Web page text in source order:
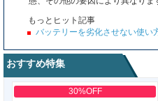
もっとヒット記事
バッテリーを劣化させない使い
おすすめ特集
30%OFF